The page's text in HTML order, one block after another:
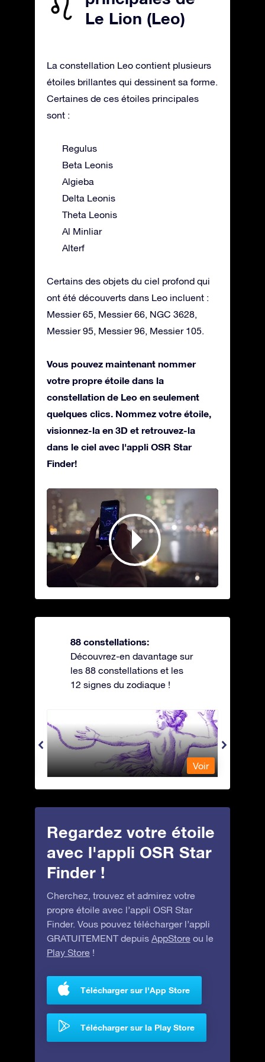
Le Lion (Leo)
La constellation Leo contient plusieurs
étoiles brillantes qui dessinent sa forme.
Certaines de ces étoiles principales
sont :
Regulus
Beta Leonis
Algieba
Delta Leonis
Theta Leonis
Al Minliar
Alterf
Certains des objets du ciel profond qui
ont été découverts dans Leo incluent :
Messier 65, Messier 66, NGC 3628,
Messier 95, Messier 96, Messier 105.
Vous pouvez maintenant nommer
votre propre étoile dans la
constellation de Leo en seulement
quelques clics. Nommez votre étoile,
visionnez-la en 3D et retrouvez-la
dans le ciel avec l'appli OSR Star
Finder!
88 constellations:
Découvrez-en davantage sur
les 88 constellations et les
12 signes du zodiaque !
Andromeda - Andromède
Voir
Regardez votre étoile
avec l'appli OSR Star
Finder !
Cherchez, trouvez et admirez votre
propre étoile avec l’appli OSR Star
Finder. Vous pouvez télécharger l’appli
GRATUITEMENT depuis AppStore ou le
Play Store !
Télécharger sur l'App Store
Télécharger sur la Play Store